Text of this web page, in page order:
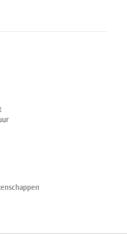
WhatsApp
via Mastodon